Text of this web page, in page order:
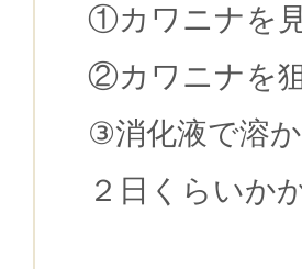
①カワニナを
②カワニナを
③消化液で溶
２日くらいか